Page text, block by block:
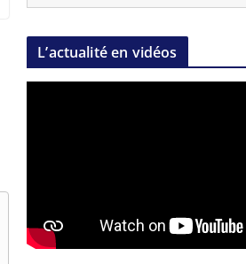
L’actualité en vidéos